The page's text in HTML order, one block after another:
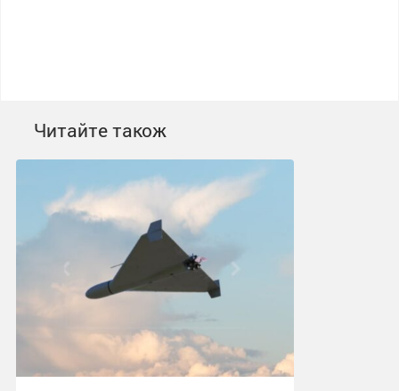
Читайте також